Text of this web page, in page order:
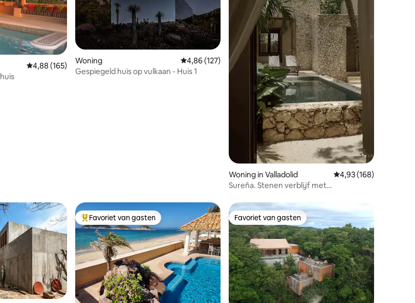
239 recensies
Gemiddelde beoordeling van 4,88 op 5, 165 recensies
4,88 (165)
Woning Gemiddelde beoordeling van 4,86 op 5, 127 recensies
4,86 (127)
Gespiegeld huis op vulkaan - Huis 1
Woning in Valladolid Gemiddelde
4,93 (168)
Sureña. Stenen verblijf met
Topfavoriet van gasten
Favoriet van gasten Favoriet van gasten
Favoriet van gasten